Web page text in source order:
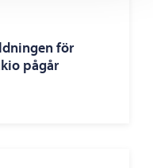
för
pågår